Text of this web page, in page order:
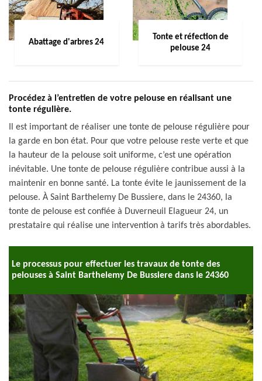
Abattage d'arbres 24
Tonte et réfection de
pelouse 24
Procédez à l’entretien de votre pelouse en réalisant une
tonte régulière.
Il est important de réaliser une tonte de pelouse régulière pour
la garde en bon état. Pour que votre pelouse reste verte et que
la hauteur de la pelouse soit uniforme, c’est une opération
inévitable. Une tonte de pelouse régulière contribue aussi à la
maintenir en bonne santé. La tonte évite le jaunissement de la
pelouse. À Saint Barthelemy De Bussiere, dans le 24360, la
tonte de pelouse est confiée à Duverneuil Elagueur 24, un
prestataire qui réalise une intervention à tarifs très abordables.
Le processus pour effectuer les travaux de tonte des
pelouses à Saint Barthelemy De Bussiere dans le 24360